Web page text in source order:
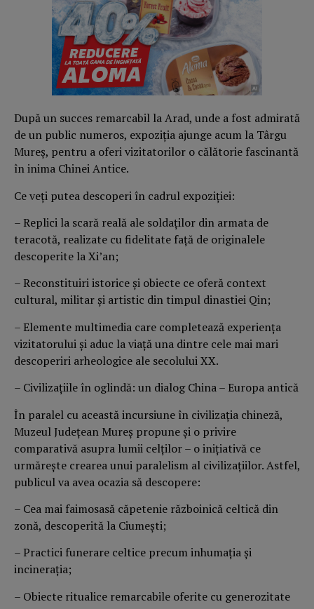
După un succes remarcabil la Arad, unde a fost admirată
de un public numeros, expoziția ajunge acum la Târgu
Mureș, pentru a oferi vizitatorilor o călătorie fascinantă
în inima Chinei Antice.
Ce veți putea descoperi în cadrul expoziției:
– Replici la scară reală ale soldaților din armata de
teracotă, realizate cu fidelitate față de originalele
descoperite la Xi’an;
– Reconstituiri istorice și obiecte ce oferă context
cultural, militar și artistic din timpul dinastiei Qin;
– Elemente multimedia care completează experiența
vizitatorului și aduc la viață una dintre cele mai mari
descoperiri arheologice ale secolului XX.
– Civilizațiile în oglindă: un dialog China – Europa antică
În paralel cu această incursiune în civilizația chineză,
Muzeul Județean Mureș propune și o privire
comparativă asupra lumii celților – o inițiativă ce
urmărește crearea unui paralelism al civilizațiilor. Astfel,
publicul va avea ocazia să descopere:
– Cea mai faimosasă căpetenie războinică celtică din
zonă, descoperită la Ciumești;
– Practici funerare celtice precum inhumația și
incinerația;
– Obiecte ritualice remarcabile oferite cu generozitate